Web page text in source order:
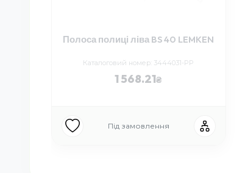
Полоса полиці ліва BS 40 LEMKEN
Каталоговий номер: 3444031-PP
1 568.21
Під замовлення